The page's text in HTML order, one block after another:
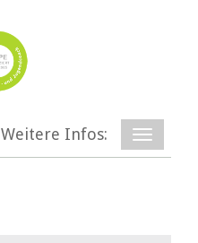
Weitere Infos: